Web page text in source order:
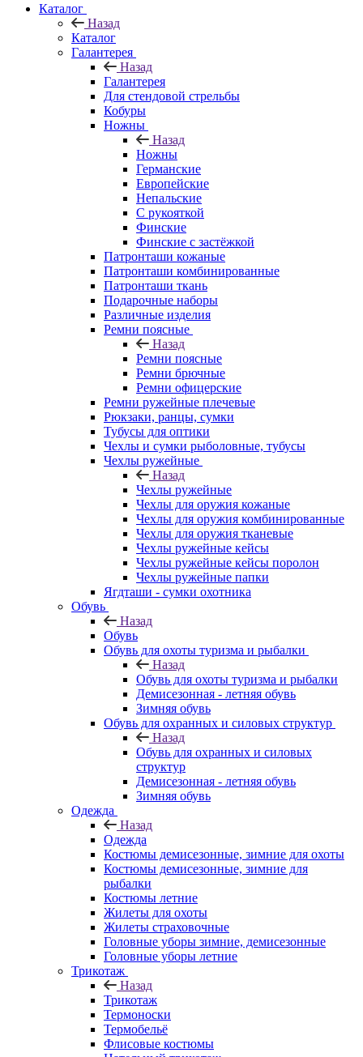
Каталог
Назад
Каталог
Галантерея
Назад
Галантерея
Для стендовой стрельбы
Кобуры
Ножны
Назад
Ножны
Германские
Европейские
Непальские
С рукояткой
Финские
Финские с застёжкой
Патронташи кожаные
Патронташи комбинированные
Патронташи ткань
Подарочные наборы
Различные изделия
Ремни поясные
Назад
Ремни поясные
Ремни брючные
Ремни офицерские
Ремни ружейные плечевые
Рюкзаки, ранцы, сумки
Тубусы для оптики
Чехлы и сумки рыболовные, тубусы
Чехлы ружейные
Назад
Чехлы ружейные
Чехлы для оружия кожаные
Чехлы для оружия комбинированные
Чехлы для оружия тканевые
Чехлы ружейные кейсы
Чехлы ружейные кейсы поролон
Чехлы ружейные папки
Ягдташи - сумки охотника
Обувь
Назад
Обувь
Обувь для охоты туризма и рыбалки
Назад
Обувь для охоты туризма и рыбалки
Демисезонная - летняя обувь
Зимняя обувь
Обувь для охранных и силовых структур
Назад
Обувь для охранных и силовых
структур
Демисезонная - летняя обувь
Зимняя обувь
Одежда
Назад
Одежда
Костюмы демисезонные, зимние для охоты
Костюмы демисезонные, зимние для
рыбалки
Костюмы летние
Жилеты для охоты
Жилеты страховочные
Головные уборы зимние, демисезонные
Головные уборы летние
Трикотаж
Назад
Трикотаж
Термоноски
Термобельё
Флисовые костюмы